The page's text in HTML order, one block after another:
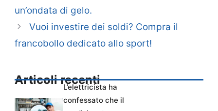
un’ondata di gelo.
Vuoi investire dei soldi? Compra il
francobollo dedicato allo sport!
Articoli recenti
L’elettricista ha
confessato che il